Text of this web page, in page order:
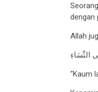
dengan
Allah
النِّسَاءِ
“Kaum